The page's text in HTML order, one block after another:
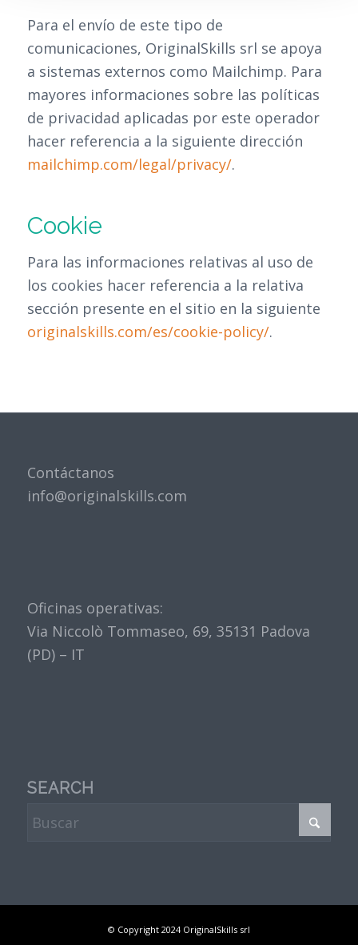
Para el envío de este tipo de
comunicaciones, OriginalSkills srl se apoya
a sistemas externos como Mailchimp. Para
mayores informaciones sobre las políticas
de privacidad aplicadas por este operador
hacer referencia a la siguiente dirección
mailchimp.com/legal/privacy/.
Cookie
Para las informaciones relativas al uso de
los cookies hacer referencia a la relativa
sección presente en el sitio en la siguiente
originalskills.com/es/cookie-policy/.
Contáctanos
info@originalskills.com
Oficinas operativas:
Via Niccolò Tommaseo, 69, 35131 Padova
(PD) – IT
SEARCH
© Copyright 2024 OriginalSkills srl